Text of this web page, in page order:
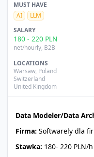
MUST HAVE
AI
LLM
SALARY
180 - 220 PLN
net/hourly, B2B
LOCATIONS
Warsaw, Poland
Switzerland
United Kingdom
Data Modeler/Data
Firma: Softwarely dla
Stawka: 180- 220 PLN/h